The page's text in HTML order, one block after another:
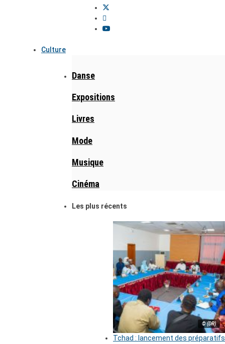
Culture
Danse
Expositions
Livres
Mode
Musique
Cinéma
Les plus récents
© (DR)
Tchad : lancement des préparatifs